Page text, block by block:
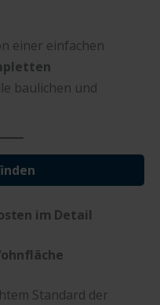
einer einfachen
baulichen und
im Detail
Standard der